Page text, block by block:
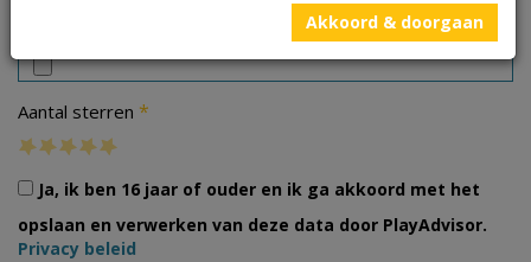
Aantal sterren *
Ja, ik ben 16 jaar of ouder en ik ga akkoord met het
opslaan en verwerken van deze data door PlayAdvisor.
Privacy beleid
Akkoord & doorgaan